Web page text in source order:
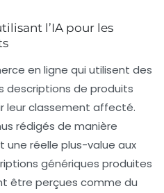
l’IA pour les
en ligne qui utilisent des
descriptions de produits
leur classement affecté.
rédigés de manière
une réelle plus-value aux
génériques produites
être perçues comme du